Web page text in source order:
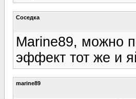
Соседка
Мarine89, можно
эффект тот же и
marine89